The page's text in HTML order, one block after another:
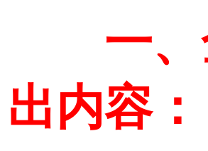
一
出内容：